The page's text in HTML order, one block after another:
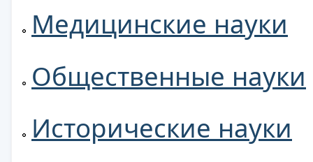
Медицинские науки
Общественные науки
Исторические науки